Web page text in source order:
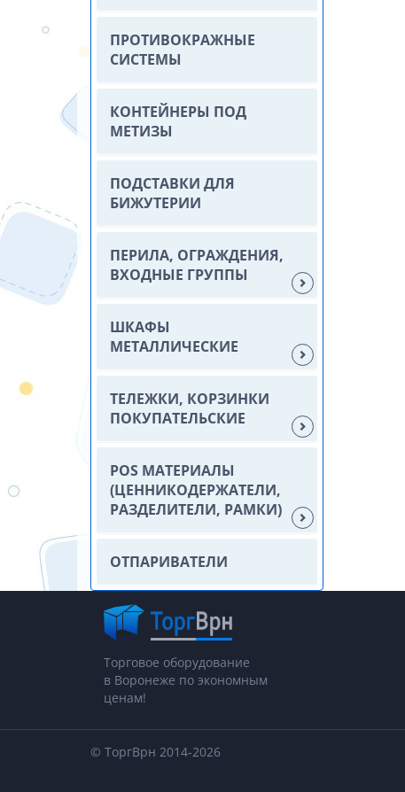
ПРОТИВОКРАЖНЫЕ
СИСТЕМЫ
КОНТЕЙНЕРЫ ПОД
МЕТИЗЫ
ПОДСТАВКИ ДЛЯ
БИЖУТЕРИИ
ПЕРИЛА, ОГРАЖДЕНИЯ,
ВХОДНЫЕ ГРУППЫ
ШКАФЫ
МЕТАЛЛИЧЕСКИЕ
ТЕЛЕЖКИ, КОРЗИНКИ
ПОКУПАТЕЛЬСКИЕ
POS МАТЕРИАЛЫ
(ЦЕННИКОДЕРЖАТЕЛИ,
РАЗДЕЛИТЕЛИ, РАМКИ)
ОТПАРИВАТЕЛИ
Торговое оборудование
в Воронеже по экономным
ценам!
© ТоргВрн 2014-2026